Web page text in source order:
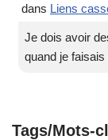
dans Liens
Je dois avoir
quand je
Tags/Mots-